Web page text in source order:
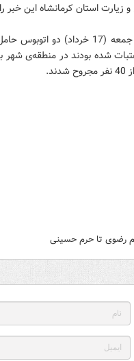
استان کرمانشاه این خبر
براساس این گزارش،‌روز جمعه (17
شده بودند در منطقه‌ی شهر
رضوی تا حرم حسینی